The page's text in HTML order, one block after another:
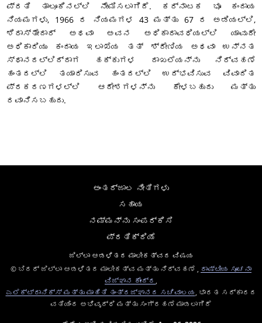
ಪ್ರತಿ ತಾಲೂಕಿನಲ್ಲಿ ನೇಮಿಸಲಾಗಿದೆ. ಕರ್ನಾಟಕ ಭೂ ಕಂದಾಯ
ನಿಯಮಗಳು, 1966 ರ ನಿಯಮಗಳ 43 ಮತ್ತು 67 ರ ಅಡಿಯಲ್ಲಿ,
ಶಿರಾಸ್ತೇದಾರ್ ಅಥವಾ ಅವನ ಅಧಿಕಾರಾವಧಿಯಲ್ಲಿ ಯಾವುದೇ
ಅಧಿಕಾರಿಯು ಕಂದಾಯ ಇಲಾಖೆಯ ತತ್ ಶ್ರೇಣಿಯ ಅಥವಾ ಉನ್ನತ
ಸ್ಥಾನದಲ್ಲಿದ್ದಾಗ ಹಕ್ಕುಗಳ ದಾಖಲೆಯನ್ನು ನಿರ್ವಹಣೆ
ಹಂತದಲ್ಲಿ ತಯಾರಿಸುವ ಹಂತದಲ್ಲಿ ಉದ್ಭವಿಸುವ ವಿವಾದಿತ
ಪ್ರಕರಣಗಳಲ್ಲಿ ಆದೇಶಗಳನ್ನು ಕೇಳಬಹುದು ಮತ್ತು
ರವಾನಿಸಬಹುದು.
ಅಂತರ್ಜಾಲ ನೀತಿಗಳು
ಸಹಾಯ
ನಮ್ಮನ್ನು ಸಂಪರ್ಕಿಸಿ
ಪ್ರತಿಕ್ರಿಯೆ
ಜಿಲ್ಲಾ ಆಡಳಿತದ ಮಾಲೀಕತ್ವದ ವಿಷಯ
© ಬಿದರ್ ಜಿಲ್ಲಾ ಆಡಳಿತದ ಮಾಲೀಕತ್ವ ಮತ್ತು ನಿರ್ವಹಣೆ ,
ರಾಷ್ಟೀಯ ಸೂಚನಾ
ವಿಜ್ಞಾನ ಕೇಂದ್ರ
ಎಲೆಕ್ಟ್ರಾನಿಕ್ಸ್ ಮತ್ತು ಮಾಹಿತಿ ತಂತ್ರಜ್ಞಾನದ ಸಚಿವಾಲಯ , ಭಾರತ ಸರ್ಕಾರದ
ವತಿಯಿಂದ ಅಭಿವೃದ್ಧಿ ಮತ್ತು ಸಂಗ್ರಹಣೆ ಮಾಡಲಾಗಿದೆ